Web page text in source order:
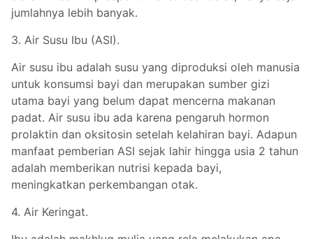
jumlahnya lebih banyak.
3. Air Susu Ibu (ASI).
Air susu ibu adalah susu yang diproduksi oleh manusia
untuk konsumsi bayi dan merupakan sumber gizi
utama bayi yang belum dapat mencerna makanan
padat. Air susu ibu ada karena pengaruh hormon
prolaktin dan oksitosin setelah kelahiran bayi. Adapun
manfaat pemberian ASI sejak lahir hingga usia 2 tahun
adalah memberikan nutrisi kepada bayi,
meningkatkan perkembangan otak.
4. Air Keringat.